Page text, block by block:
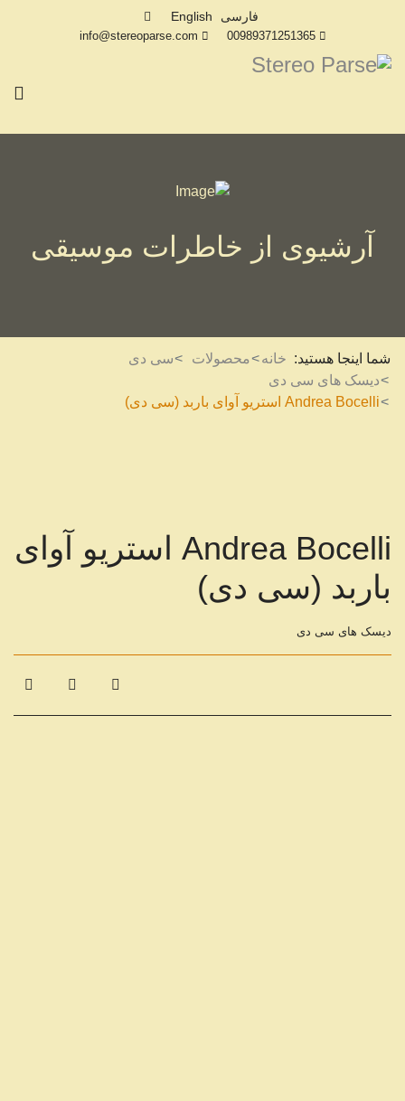
فارسی English
00989371251365
info@stereoparse.com
آرشیوی از خاطرات موسیقی
شما اینجا هستید: خانه محصولات
سی دی
دیسک های سی دی
Andrea Bocelli استریو آوای باربد (سی دی)
Andrea Bocelli استریو آوای
باربد (سی دی)
دیسک های سی دی